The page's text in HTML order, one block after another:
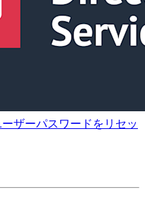
ザーパスワードをリセッ